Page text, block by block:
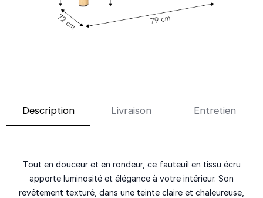
Description Livraison Entretien
Tout en douceur et en rondeur, ce fauteuil en tissu écru
apporte luminosité et élégance à votre intérieur. Son
revêtement texturé, dans une teinte claire et chaleureuse,